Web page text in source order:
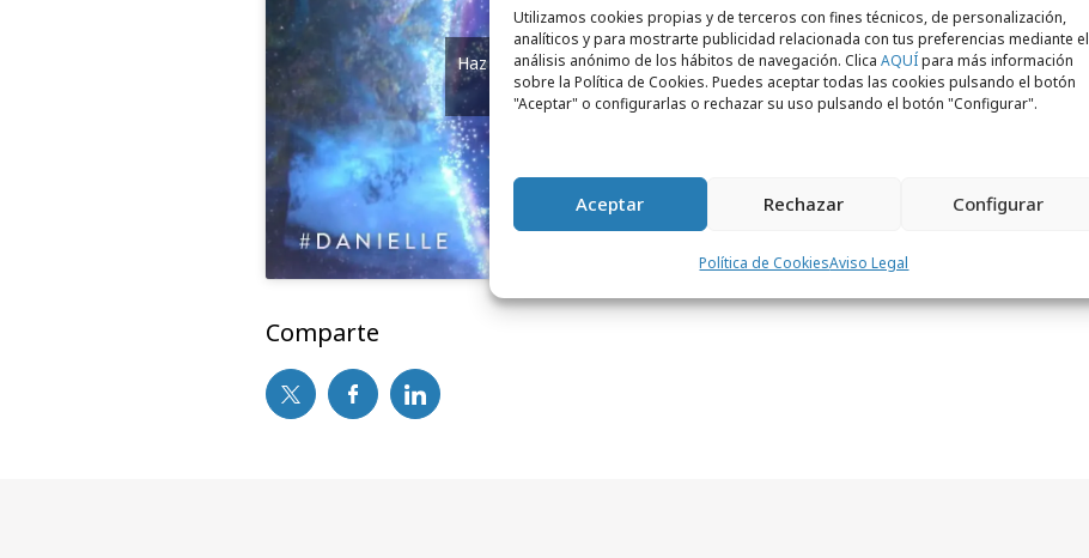
Utilizamos cookies propias y de terceros con fines técnicos, de personalización,
analíticos y para mostrarte publicidad relacionada con tus preferencias mediante el
análisis anónimo de los hábitos de navegación. Clica AQUÍpara más información
sobre la Política de Cookies. Puedes aceptar todas las cookies pulsando el botón
"Aceptar" o configurarlas o rechazar su uso pulsando el botón "Configurar".
Aceptar Rechazar Configurar
Política de CookiesAviso Legal
Haz clic para aceptar cookies de marketing
y permitir este contenido
Comparte